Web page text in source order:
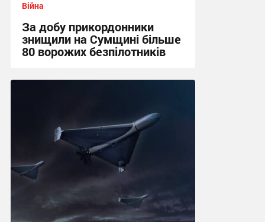
Війна
За добу прикордонники
знищили на Сумщині більше
80 ворожих безпілотників